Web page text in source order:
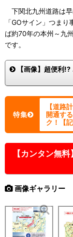
下関北九州道路は
「GOサイン」つま
ば約70年の本州～九
です。
【画像】超便利!?
特集
【道路
開通す
ク！【記
【カンタン無
画像ギャラリー